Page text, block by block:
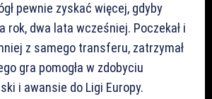
pewnie zyskać więcej, gdyby
rok, dwa lata wcześniej. Poczekał i
z samego transferu, zatrzymał
gra pomogła w zdobyciu
i awansie do Ligi Europy.